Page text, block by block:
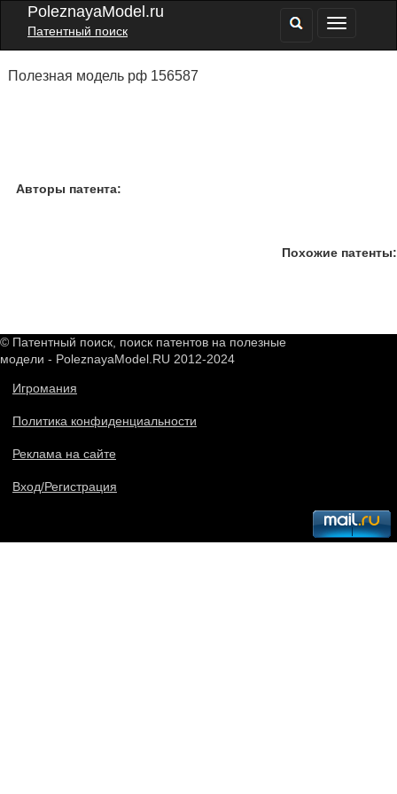
PoleznayaModel.ru
Патентный поиск
Полезная модель рф 156587
Авторы патента:
Похожие патенты:
© Патентный поиск, поиск патентов на полезные
модели - PoleznayaModel.RU 2012-2024
Игромания
Политика конфиденциальности
Реклама на сайте
Вход/Регистрация